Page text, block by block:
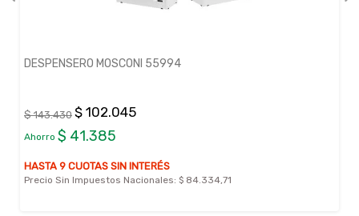
DESPENSERO MOSCONI 55994
$ 143.430 $ 102.045
Ahorro $ 41.385
HASTA 9 CUOTAS SIN INTERÉS
Precio Sin Impuestos Nacionales: $ 84.334,71